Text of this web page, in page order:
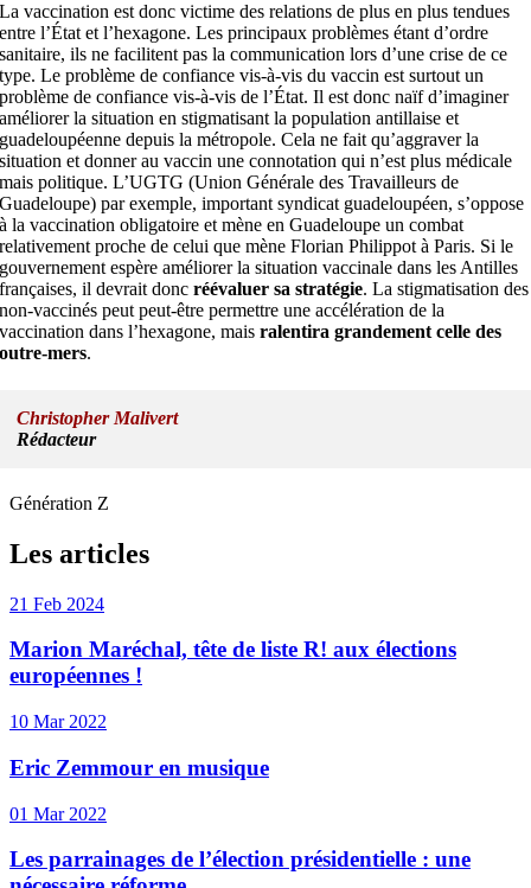
La vaccination est donc victime des relations de plus en plus tendues
entre l’État et l’hexagone. Les principaux problèmes étant d’ordre
sanitaire, ils ne facilitent pas la communication lors d’une crise de ce
type. Le problème de confiance vis-à-vis du vaccin est surtout un
problème de confiance vis-à-vis de l’État. Il est donc naïf d’imaginer
améliorer la situation en stigmatisant la population antillaise et
guadeloupéenne depuis la métropole. Cela ne fait qu’aggraver la
situation et donner au vaccin une connotation qui n’est plus médicale
mais politique. L’UGTG (Union Générale des Travailleurs de
Guadeloupe) par exemple, important syndicat guadeloupéen, s’oppose
à la vaccination obligatoire et mène en Guadeloupe un combat
relativement proche de celui que mène Florian Philippot à Paris. Si le
gouvernement espère améliorer la situation vaccinale dans les Antilles
françaises, il devrait doncréévaluer sa stratégie. La stigmatisation des
non-vaccinés peut peut-être permettre une accélération de la
vaccination dans l’hexagone, maisralentira grandement celle des
outre-mers.
Christopher Malivert
Rédacteur
Génération Z
Les articles
21 Feb 2024
Marion Maréchal, tête de liste R! aux élections
européennes !
10 Mar 2022
Eric Zemmour en musique
01 Mar 2022
Les parrainages de l’élection présidentielle : une